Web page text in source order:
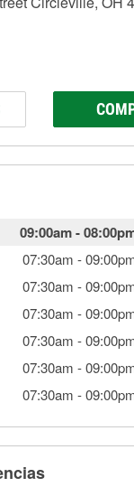
09:00am-
07:30am -
07:30am -
07:30am -
07:30am -
07:30am -
07:30am -